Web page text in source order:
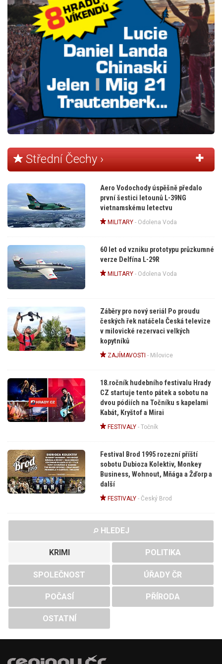
Střední Čechy ›
Aero Vodochody úspěšně předalo
první šestici letounů L-39NG
vietnamskému letectvu
MILITARY- Odolena Voda
60 let od vzniku prototypu průzkumné
verze Delfína L-29R
MILITARY- Odolena Voda
Záběry pro nový seriál Po proudu
českých řek natáčela Česká televize
v milovické rezervaci velkých
kopytníků
ZAJÍMAVOSTI - Milovice
18.ročník hudebního festivalu Hrady
CZ startuje tento pátek a sobotu na
dvou pódiích na Točníku s kapelami
Kabát, Kryštof a Mirai
FESTIVALY- Točník
Festival Brod 1995 rozezní příští
sobotu Dubioza Kolektiv, Monkey
Business, Wohnout, Mňága a Žďorp a
další
FESTIVALY- Český Brod
HLEDEJ
KRIMI POLITIKA
SPOLEČNOST ÚŘADY ČR
POČASÍ PŘÍRODA
OSTATNÍ